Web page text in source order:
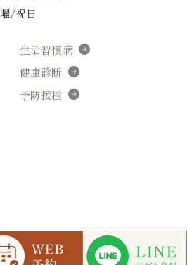
/祝日
生活習慣病
健康診断
予防接種